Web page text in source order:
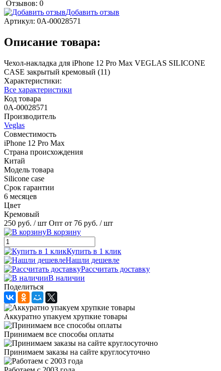
Отзывов: 0
Добавить отзыв
Артикул: 0А-00028571
Описание товара:
Чехол-накладка для iPhone 12 Pro Max VEGLAS SILICONE
CASE закрытый кремовый (11)
Характеристики:
Все характеристики
Код товара
0А-00028571
Производитель
Veglas
Совместимость
iPhone 12 Pro Max
Страна происхождения
Китай
Модель товара
Silicone case
Срок гарантии
6 месяцев
Цвет
Кремовый
250 руб. / шт Опт от 76 руб. / шт
В корзину
Купить в 1 клик
Нашли дешевле
Рассчитать доставку
В наличии
Поделиться
Аккуратно упакуем хрупкие товары
Принимаем все способы оплаты
Принимаем заказы на сайте круглосуточно